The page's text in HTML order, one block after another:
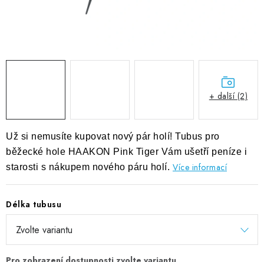
Už si nemusíte kupovat nový pár holí! Tubus pro
běžecké hole HAAKON Pink Tiger Vám ušetří peníze i
starosti s nákupem nového páru holí. Více informací
Délka tubusu
+ další (2)